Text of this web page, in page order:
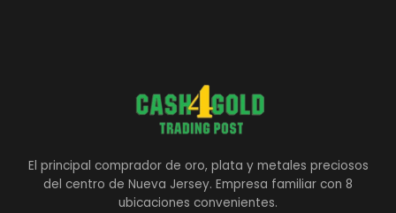
El principal comprador de oro, plata y metales preciosos
del centro de Nueva Jersey. Empresa familiar con 8
ubicaciones convenientes.